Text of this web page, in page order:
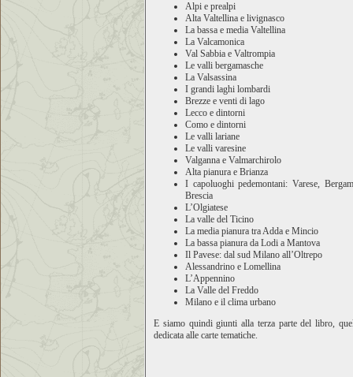
Alpi e prealpi
Alta Valtellina e livignasco
La bassa e media Valtellina
La Valcamonica
Val Sabbia e Valtrompia
Le valli bergamasche
La Valsassina
I grandi laghi lombardi
Brezze e venti di lago
Lecco e dintorni
Como e dintorni
Le valli lariane
Le valli varesine
Valganna e Valmarchirolo
Alta pianura e Brianza
I capoluoghi pedemontani: Varese,
Brescia
L’Olgiatese
La valle del Ticino
La media pianura tra Adda e Mincio
La bassa pianura da Lodi a Mantova
Il Pavese: dal sud Milano all’Oltrepo
Alessandrino e Lomellina
L’Appennino
La Valle del Freddo
Milano e il clima urbano
E siamo quindi giunti alla terza parte del libro,
dedicata alle carte tematiche.